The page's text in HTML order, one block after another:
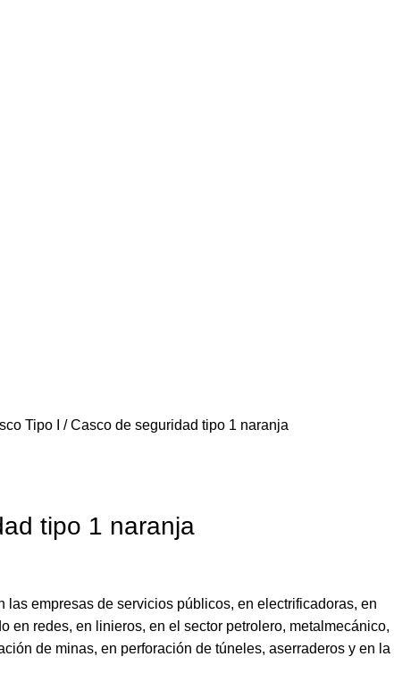
Tipo I
Casco de seguridad tipo 1 naranja
tipo 1 naranja
las empresas de servicios públicos, en electrificadoras, en
en redes, en linieros, en el sector petrolero, metalmecánico,
de minas, en perforación de túneles, aserraderos y en la